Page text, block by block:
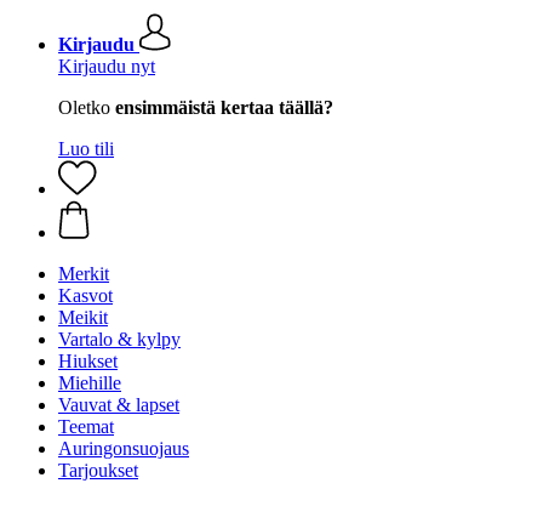
Kirjaudu
Kirjaudu nyt
Oletko ensimmäistä kertaa täällä?
Luo tili
Merkit
Kasvot
Meikit
Vartalo & kylpy
Hiukset
Miehille
Vauvat & lapset
Teemat
Auringonsuojaus
Tarjoukset